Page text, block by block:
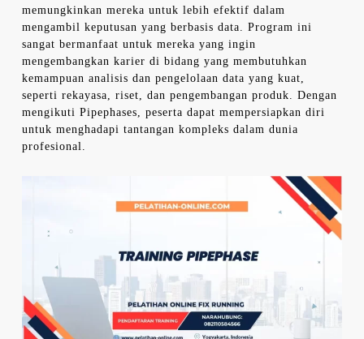
memungkinkan mereka untuk lebih efektif dalam
mengambil keputusan yang berbasis data. Program ini
sangat bermanfaat untuk mereka yang ingin
mengembangkan karier di bidang yang membutuhkan
kemampuan analisis dan pengelolaan data yang kuat,
seperti rekayasa, riset, dan pengembangan produk. Dengan
mengikuti Pipephases, peserta dapat mempersiapkan diri
untuk menghadapi tantangan kompleks dalam dunia
profesional.